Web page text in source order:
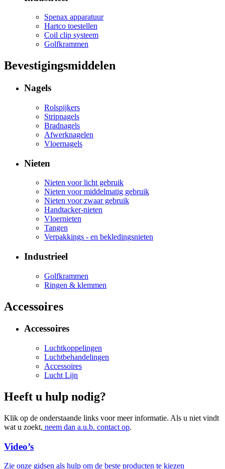
Spenax apparatuur
Hartco toestellen
Coil clip systeem
Golfkrammen
Bevestigingsmiddelen
Nagels
Rolspijkers
Stripnagels
Bradnagels
Afwerknagelen
Vloernagels
Nieten
Nieten voor licht gebruik
Nieten voor middelmatig gebruik
Nieten voor zwaar gebruik
Handtacker-nieten
Vloernieten
Tangen
Verpakkings - en bekledingsnieten
Industrieel
Golfkrammen
Ringen & klemmen
Accessoires
Accessoires
Luchtkoppelingen
Luchtbehandelingen
Accessoires
Lucht Lijn
Heeft u hulp nodig?
Klik op de onderstaande links voor meer informatie. Als u niet vindt
wat u zoekt, neem dan a.u.b. contact op.
Video’s
Zie onze gidsen als hulp om de beste producten te kiezen